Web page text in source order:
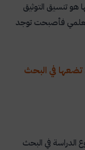
هو تنسيق التوثيق
العلمي فأصبحت توجد
في البحث
الدراسة في البحث